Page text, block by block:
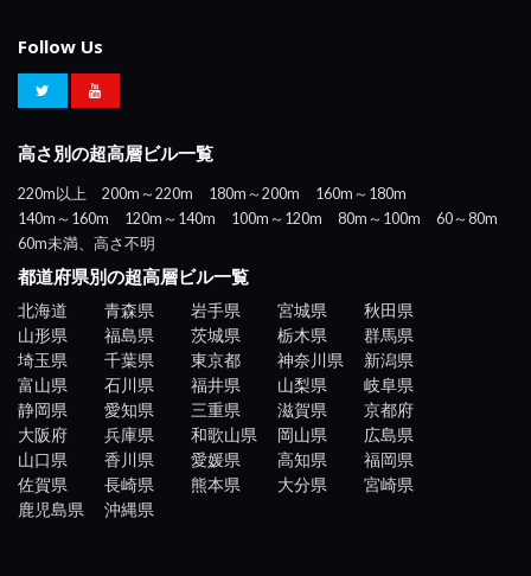
Follow Us
高さ別の超高層ビル一覧
220m以上 200m～220m 180m～200m
160m～180m
140m～160m
120m～140m 100m～120m 80m～100m
60～80m
60m未満、高さ不明
都道府県別の超高層ビル一覧
北海道 青森県 岩手県 宮城県
秋田県
山形県
福島県 茨城県 栃木県
群馬県
埼玉県
千葉県 東京都 神奈川県
新潟県
富山県
石川県 福井県 山梨県
岐阜県
静岡県
愛知県 三重県 滋賀県
京都府
大阪府
兵庫県 和歌山県 岡山県
広島県
山口県
香川県 愛媛県 高知県
福岡県
佐賀県
長崎県 熊本県 大分県
宮崎県
鹿児島県
沖縄県